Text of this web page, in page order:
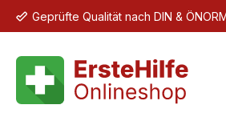
Hauptinhalt springen
Zur Suche springen
Zur Hauptnavigation springen
Geprüfte Qualität nach DIN &